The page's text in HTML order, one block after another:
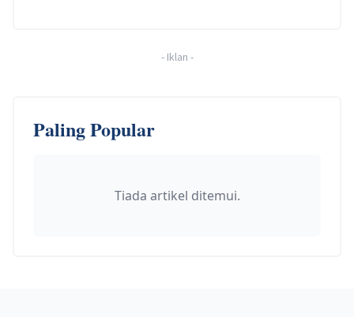
- Iklan -
Paling Popular
Tiada artikel ditemui.